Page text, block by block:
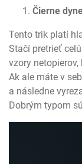
Čierne
Tento trik platí
Stačí pretrieť
vzory
Ak ale máte v
a následne
Dobrým typom